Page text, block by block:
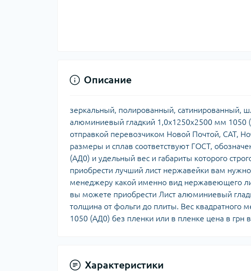
Описание
зеркальный, полированный, сатинированный,
алюминиевый гладкий 1,0х1250х2500 мм 1050
отправкой перевозчиком Новой Почтой, САТ,
размеры и сплав соответствуют ГОСТ,
(АД0) и удельный вес и габариты которого
приобрести лучший лист нержавейки вам
менеджеру какой именно вид нержавеющего
вы можете приобрести Лист алюминиевый
толщина от фольги до плиты. Вес
1050 (АД0) без пленки или в пленке цена в грн
Характеристики